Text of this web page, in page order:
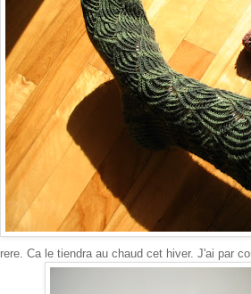
Ca le tiendra au chaud cet hiver. J'ai par